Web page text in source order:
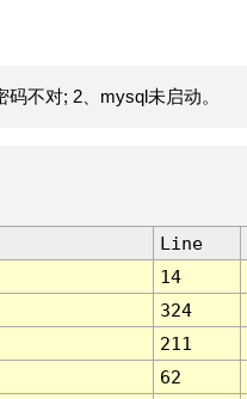
不对; 2、mysql未启动。
Line
14
324
211
62